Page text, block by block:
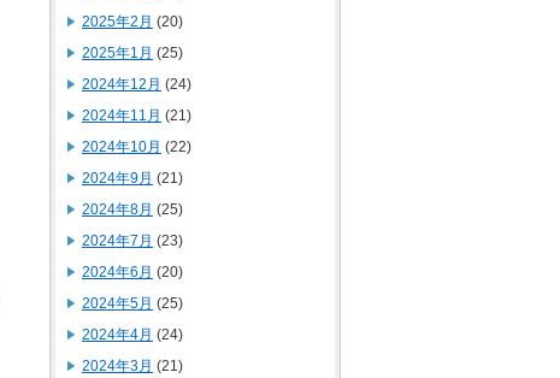
2025年2月 (20)
2025年1月 (25)
2024年12月 (24)
2024年11月 (21)
2024年10月 (22)
2024年9月 (21)
2024年8月 (25)
2024年7月 (23)
2024年6月 (20)
2024年5月 (25)
2024年4月 (24)
2024年3月 (21)